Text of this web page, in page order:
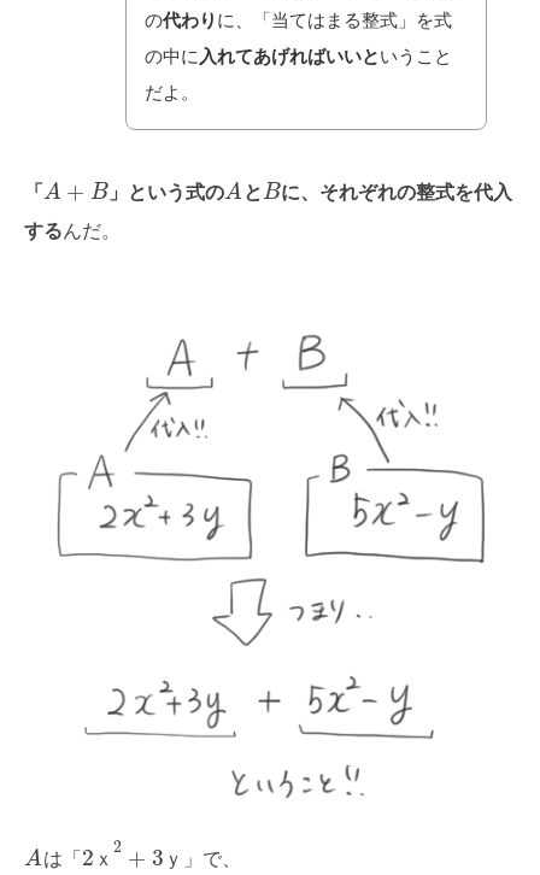
の代わり に、「当てはまる整式」を式
の中に 入れてあげればいいということ
だよ。
「 A + B 」という式のA とBに、それぞれの整式を代入
するんだ。
Aは「 2 ｘ
2 + 3 ｙ 」で、